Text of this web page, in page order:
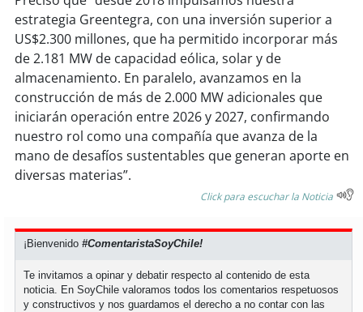
estrategia Greentegra, con una inversión superior a
US$2.300 millones, que ha permitido incorporar más
de 2.181 MW de capacidad eólica, solar y de
almacenamiento. En paralelo, avanzamos en la
construcción de más de 2.000 MW adicionales que
iniciarán operación entre 2026 y 2027, confirmando
nuestro rol como una compañía que avanza de la
mano de desafíos sustentables que generan aporte en
diversas materias”.
Click para escuchar la Noticia
¡Bienvenido#ComentaristaSoyChile!
Te invitamos a opinar y debatir respecto al contenido de esta
noticia. En SoyChile valoramos todos los comentarios respetuosos
y constructivos y nos guardamos el derecho a no contar con las